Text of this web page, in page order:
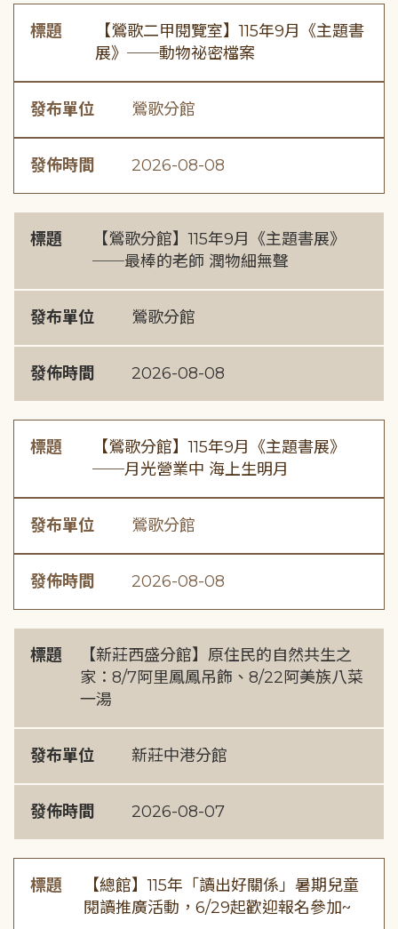
標題
【鶯歌二甲閱覽室】115年9月《主題書
展》──動物祕密檔案
發布單位 鶯歌分館
發佈時間 2026-08-08
標題
【鶯歌分館】115年9月《主題書展》
──最棒的老師 潤物細無聲
發布單位 鶯歌分館
發佈時間 2026-08-08
標題
【鶯歌分館】115年9月《主題書展》
──月光營業中 海上生明月
發布單位 鶯歌分館
發佈時間 2026-08-08
標題
【新莊西盛分館】原住民的自然共生之
家：8/7阿里鳳鳳吊飾、8/22阿美族八菜
一湯
發布單位 新莊中港分館
發佈時間 2026-08-07
標題
【總館】115年「讀出好關係」暑期兒童
閱讀推廣活動，6/29起歡迎報名參加~